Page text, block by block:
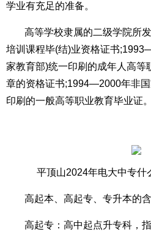
学业有充足的准备。
高等学校隶属的二级学院所
培训课程毕(结)业资格证书
家教育部)统一印刷的成年人高等
章的资格证书;1994—2000年非
印刷的一般高等职业教育毕业证。
平顶山2024年电大中专什
高起本、高起专、专升本的含
高起专：高中起点升专科，